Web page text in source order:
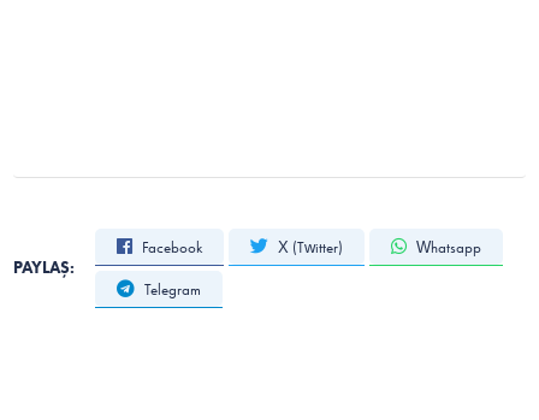
PAYLAŞ:
Facebook X (Twitter) Whatsapp
Telegram